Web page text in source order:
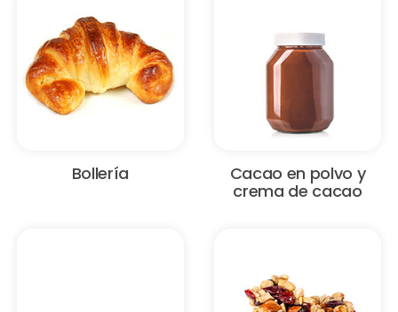
Bollería
Cacao en polvo y
crema de cacao